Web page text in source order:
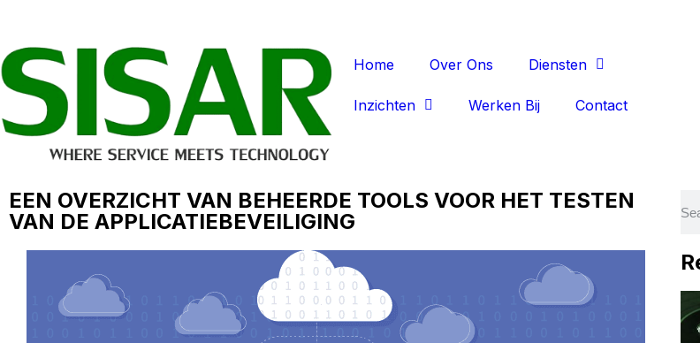
Home Over Ons Diensten
Inzichten Werken Bij Contact
EEN OVERZICHT VAN BEHEERDE TOOLS VOOR HET TESTEN
VAN DE APPLICATIEBEVEILIGING